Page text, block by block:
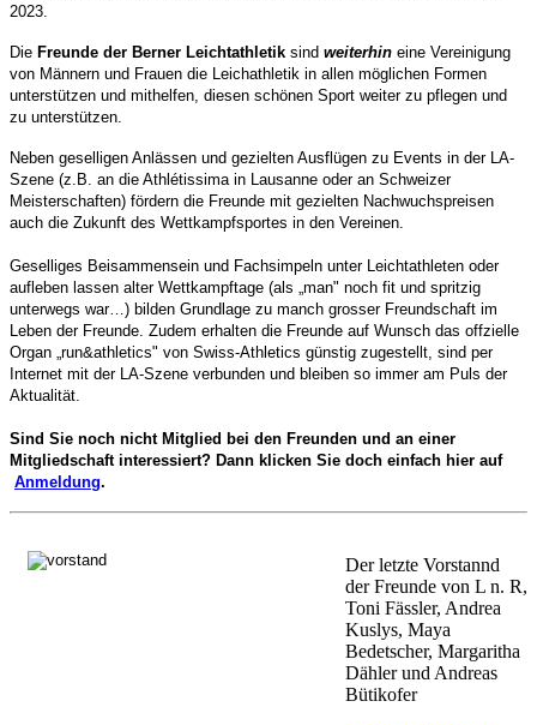
2023.
Die Freunde der Berner Leichtathletik sind weiterhin eine Vereinigung
von Männern und Frauen die Leichathletik in allen möglichen Formen
unterstützen und mithelfen, diesen schönen Sport weiter zu pflegen und
zu unterstützen.
Neben geselligen Anlässen und gezielten Ausflügen zu Events in der LA-
Szene (z.B. an die Athlétissima in Lausanne oder an Schweizer
Meisterschaften) fördern die Freunde mit gezielten Nachwuchspreisen
auch die Zukunft des Wettkampfsportes in den Vereinen.
Geselliges Beisammensein und Fachsimpeln unter Leichtathleten oder
aufleben lassen alter Wettkampftage (als „man" noch fit und spritzig
unterwegs war…) bilden Grundlage zu manch grosser Freundschaft im
Leben der Freunde. Zudem erhalten die Freunde auf Wunsch das offzielle
Organ „run&athletics" von Swiss-Athletics günstig zugestellt, sind per
Internet mit der LA-Szene verbunden und bleiben so immer am Puls der
Aktualität.
Sind Sie noch nicht Mitglied bei den Freunden und an einer
Mitgliedschaft interessiert? Dann klicken Sie doch einfach hier auf
Anmeldung.
Der letzte Vorstannd
der Freunde von L n. R,
Toni Fässler, Andrea
Kuslys, Maya
Bedetscher, Margaritha
Dähler und Andreas
Bütikofer